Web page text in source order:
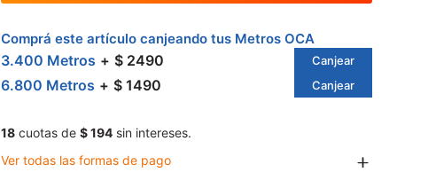
Comprá este artículo canjeando tus Metros OCA
3.400 Metros $ 2490 Canjear
6.800 Metros $ 1490 Canjear
18 cuotas de $ 194 sin intereses.
Ver todas las formas de pago